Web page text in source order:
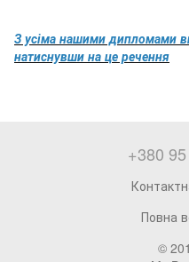
З усіма нашими дипломами
натиснувши на це речення
+380
Повна
©